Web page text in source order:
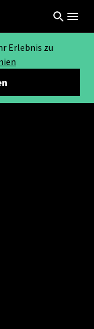
Erlebnis zu